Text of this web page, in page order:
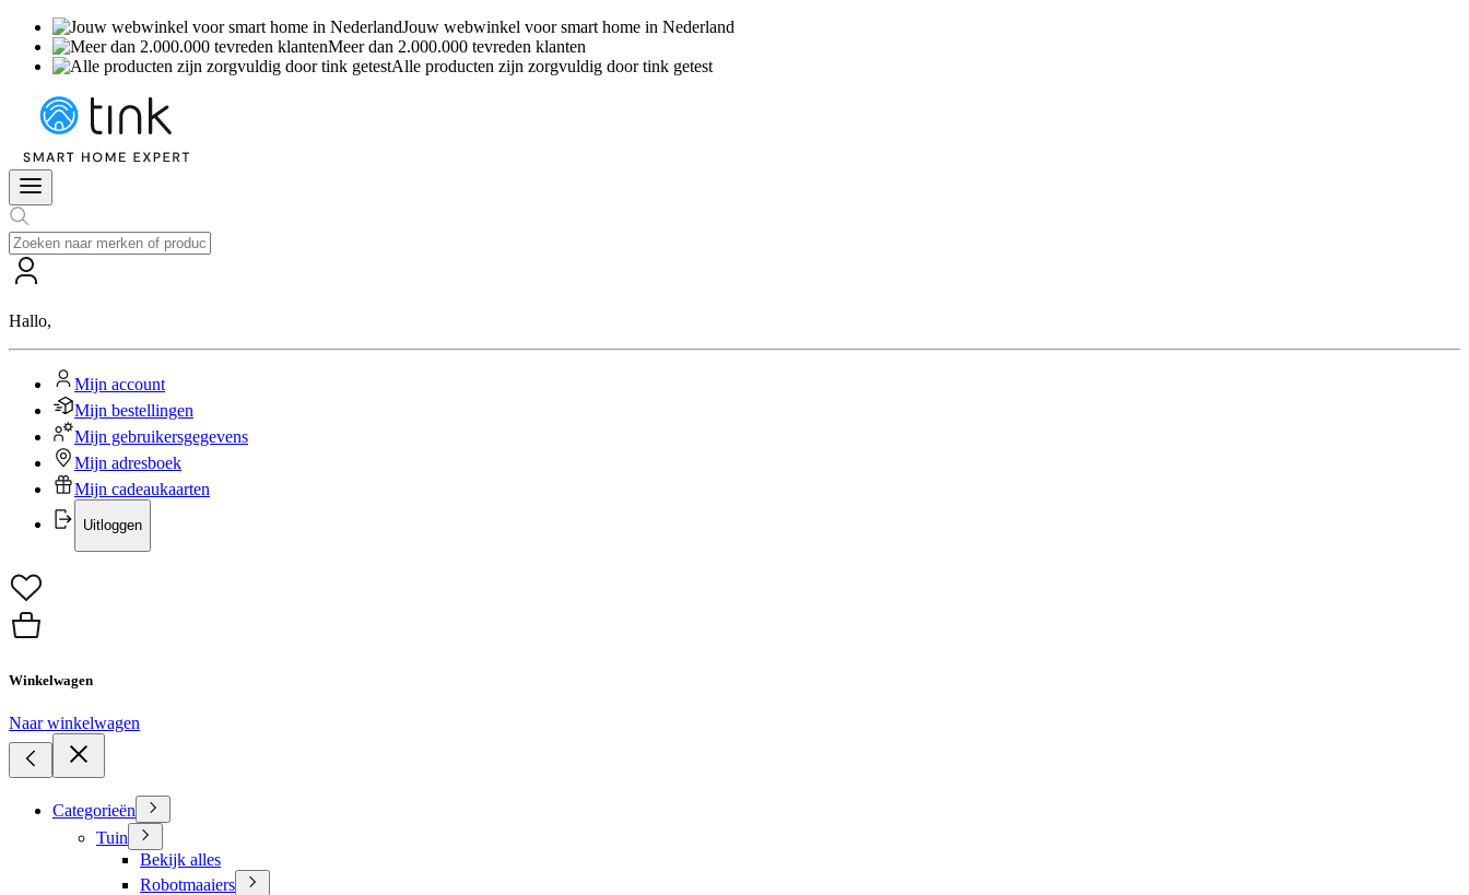
Jouw webwinkel voor smart home in Nederland
Meer dan 2.000.000 tevreden klanten
Alle producten zijn zorgvuldig door tink getest
Hallo,
Mijn account
Mijn bestellingen
Mijn gebruikersgegevens
Mijn adresboek
Mijn cadeaukaarten
Uitloggen
Winkelwagen
Naar winkelwagen
Categorieën
Tuin
Bekijk alles
Robotmaaiers